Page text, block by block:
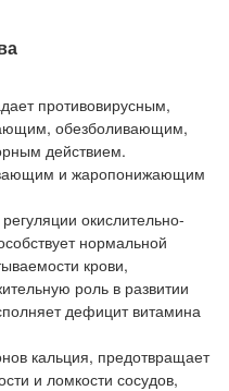
противовирусным,
обезболивающим,
действием.
и жаропонижающим
окислительно-
нормальной
крови,
роль в развитии
дефицит витамина
кальция, предотвращает
и ломкости сосудов,